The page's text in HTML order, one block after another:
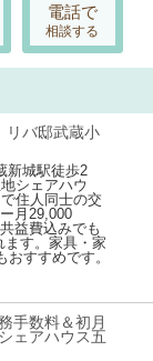
電話で
相談する
リバ邸武蔵小
新城駅徒歩2
シェアハウ
住人同士の交
月29,000
益費込みでも
ます。家具・家
すすめです。
手数料＆初月
ェアハウス五